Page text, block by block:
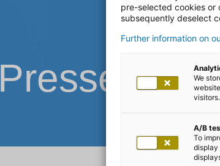
pre-selected cookies or
subsequently deselect
Further information on
We
visitors.
A/B
To
display